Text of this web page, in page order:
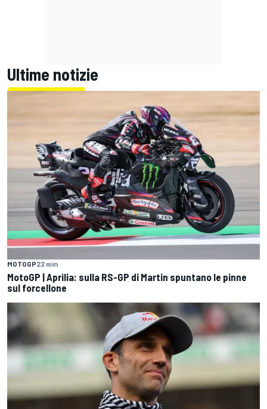
Ultime notizie
MOTOGP22 min
MotoGP | Aprilia: sulla RS-GP di Martin spuntano le pinne
sul forcellone